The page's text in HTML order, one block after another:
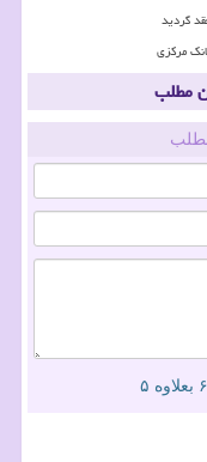
گردید
مرکزی
مطلب